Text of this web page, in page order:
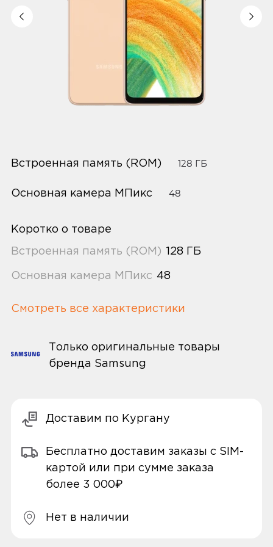
Встроенная память (ROM) 128 ГБ
Основная камера МПикс 48
Коротко о товаре
Встроенная память (ROM) 128 ГБ
Основная камера МПикс 48
Смотреть все характеристики
Только оригинальные товары
бренда Samsung
Доставим по Кургану
Бесплатно доставим заказы с SIM-
картой или при сумме заказа
более 3 000₽
Нет в наличии